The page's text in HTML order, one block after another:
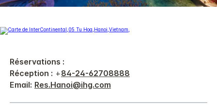
Réservations :
Réception : +84-24-62708888
Email: Res.Hanoi@ihg.com